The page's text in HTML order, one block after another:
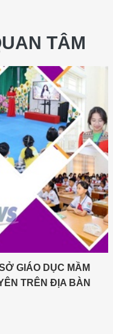
TÂM
GIÁO DỤC MẦM
TRÊN ĐỊA BÀN